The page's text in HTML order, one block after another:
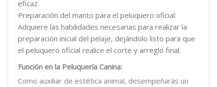
eficaz.
Preparación del manto para el peluquero oficial:
Adquiere las habilidades necesarias para realizar la
preparación inicial del pelaje, dejándolo listo para que
el peluquero oficial realice el corte y arreglo final.
Función en la Peluquería Canina:
Como auxiliar de estética animal, desempeñarás un